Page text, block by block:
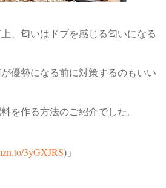
、匂いはドブを感じる匂いになる
優勢になる前に対策するのもいい
を作る方法のご紹介でした。
3yGXJRS)」